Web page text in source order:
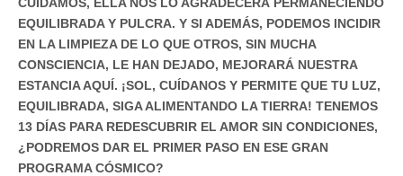
EQUILIBRADA Y PULCRA. Y SI ADEMÁS, PODEMOS INCIDIR
EN LA LIMPIEZA DE LO QUE OTROS, SIN MUCHA
CONSCIENCIA, LE HAN DEJADO, MEJORARÁ NUESTRA
ESTANCIA AQUÍ. ¡SOL, CUÍDANOS Y PERMITE QUE TU LUZ,
EQUILIBRADA, SIGA ALIMENTANDO LA TIERRA! TENEMOS
13 DÍAS PARA REDESCUBRIR EL AMOR SIN CONDICIONES,
¿PODREMOS DAR EL PRIMER PASO EN ESE GRAN
PROGRAMA CÓSMICO?